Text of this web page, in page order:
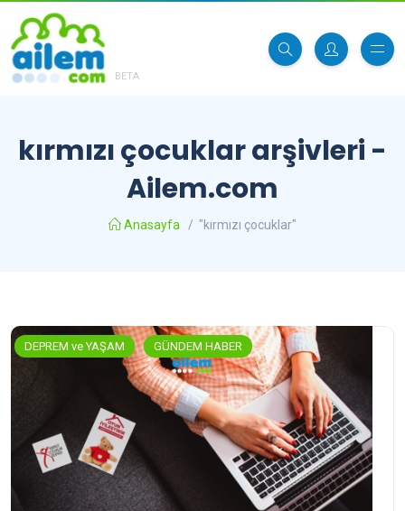
BETA
kırmızı çocuklar arşivleri -
Ailem.com
Anasayfa / "kırmızı çocuklar"
DEPREM ve YAŞAM GÜNDEM HABER